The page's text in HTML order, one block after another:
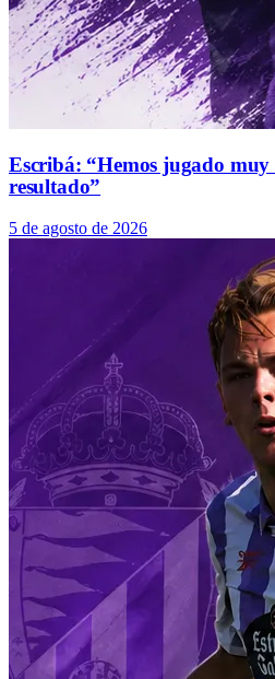
Escribá: “Hemos jugado muy
resultado”
5 de agosto de 2026